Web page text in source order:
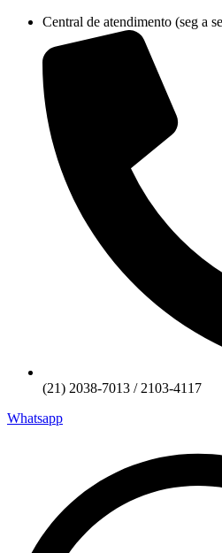
conteúdo
Central de atendimento (seg a
(21) 2038-7013 / 2103-4117
Whatsapp